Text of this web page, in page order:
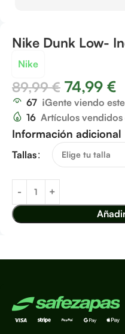
Nike Dunk Low-
Nike
89,99€ 74,99 €
67 ¡Gente viendo
16 Artículos
Información adicional
Tallas